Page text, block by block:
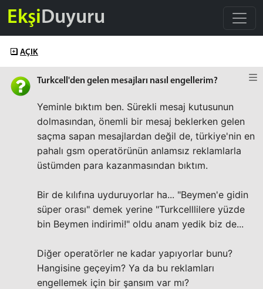
EkşiDuyuru
AÇIK
Turkcell'den gelen mesajları nasıl engellerim?
Yeminle bıktım ben. Sürekli mesaj kutusunun
dolmasından, önemli bir mesaj beklerken gelen
saçma sapan mesajlardan değil de, türkiye'nin en
pahalı gsm operatörünün anlamsız reklamlarla
üstümden para kazanmasından bıktım.
Bir de kılıfına uyduruyorlar ha... "Beymen'e gidin
süper orası" demek yerine "Turkcelllilere yüzde
bin Beymen indirimi!" oldu anam yedik biz de...
Diğer operatörler ne kadar yapıyorlar bunu?
Hangisine geçeyim? Ya da bu reklamları
engellemek için bir şansım var mı?